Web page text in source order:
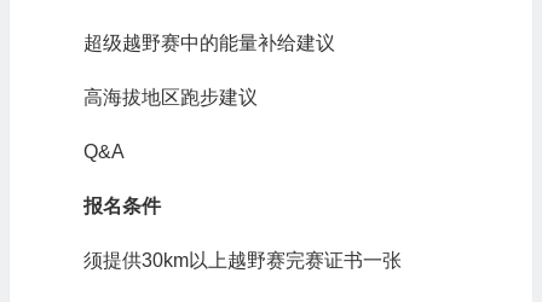
超级越野赛中的能量补给建议
高海拔地区跑步建议
Q&A
报名条件
须提供30km以上越野赛完赛证书一张